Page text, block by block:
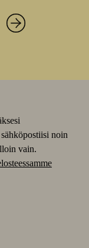
noin
vain.